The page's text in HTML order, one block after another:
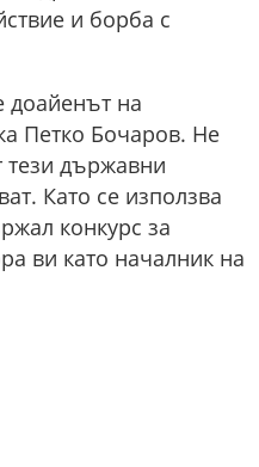
и борба с
доайенът на
Петко Бочаров. Не
тези държавни
Като се използва
конкурс за
ви като началник на